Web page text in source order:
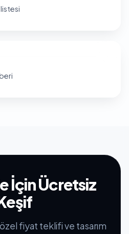
İçin Ücretsiz
fiyat teklifi ve tasarım